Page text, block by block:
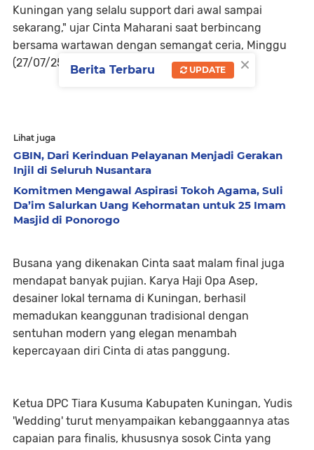
Kuningan yang selalu support dari awal sampai
sekarang," ujar Cinta Maharani saat berbincang
bersama wartawan dengan semangat ceria, Minggu
(27/07/25).
Lihat juga
GBIN, Dari Kerinduan Pelayanan Menjadi Gerakan
Injil di Seluruh Nusantara
Komitmen Mengawal Aspirasi Tokoh Agama, ​Suli
Da’im Salurkan Uang Kehormatan untuk 25 Imam
Masjid di Ponorogo
Busana yang dikenakan Cinta saat malam final juga
mendapat banyak pujian. Karya Haji Opa Asep,
desainer lokal ternama di Kuningan, berhasil
memadukan keanggunan tradisional dengan
sentuhan modern yang elegan menambah
kepercayaan diri Cinta di atas panggung.
Ketua DPC Tiara Kusuma Kabupaten Kuningan, Yudis
'Wedding' turut menyampaikan kebanggaannya atas
capaian para finalis, khususnya sosok Cinta yang
×
Berita Terbaru UPDATE